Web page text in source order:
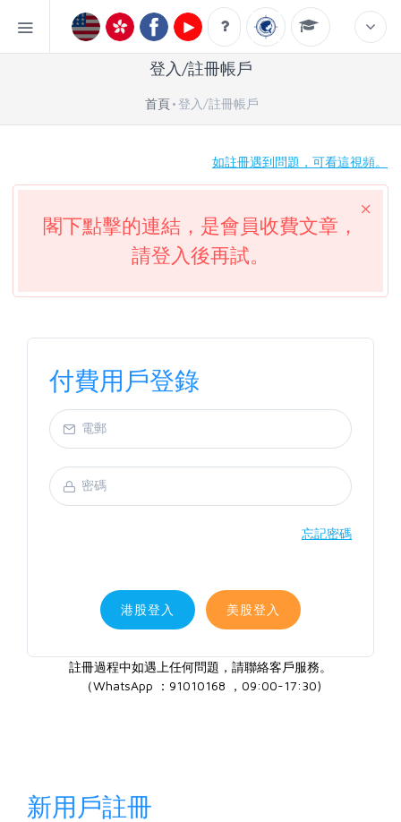
登入/註冊帳戶
首頁 登入/註冊帳戶
如註冊遇到問題，可看這視頻。
閣下點擊的連結，是會員收費文章，
請登入後再試。
付費用戶登錄
忘記密碼
港股登入 美股登入
註冊過程中如遇上任何問題，請聯絡客戶服務。
（WhatsApp ：91010168 ，09:00-17:30)
新用戶註冊